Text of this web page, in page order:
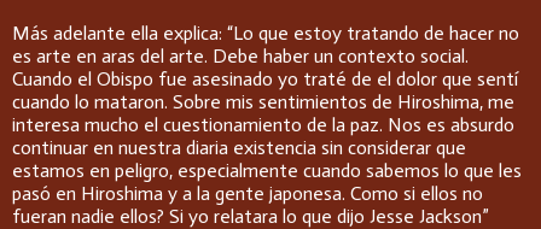
Más adelante ella explica: “Lo que estoy tratando de hacer no
es arte en aras del arte. Debe haber un contexto social.
Cuando el Obispo fue asesinado yo traté de el dolor que sentí
cuando lo mataron. Sobre mis sentimientos de Hiroshima, me
interesa mucho el cuestionamiento de la paz. Nos es absurdo
continuar en nuestra diaria existencia sin considerar que
estamos en peligro, especialmente cuando sabemos lo que les
pasó en Hiroshima y a la gente japonesa. Como si ellos no
fueran nadie ellos? Si yo relatara lo que dijo Jesse Jackson”